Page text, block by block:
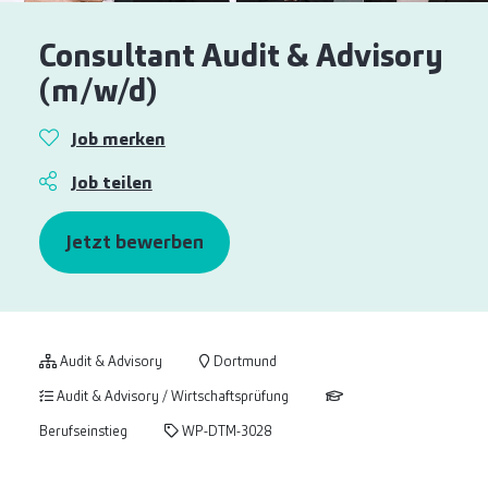
Consultant Audit & Advisory
(m/w/d)
Job merken
Job teilen
Jetzt bewerben
Audit & Advisory
Dortmund
Audit & Advisory / Wirtschaftsprüfung
Berufseinstieg
WP-DTM-3028